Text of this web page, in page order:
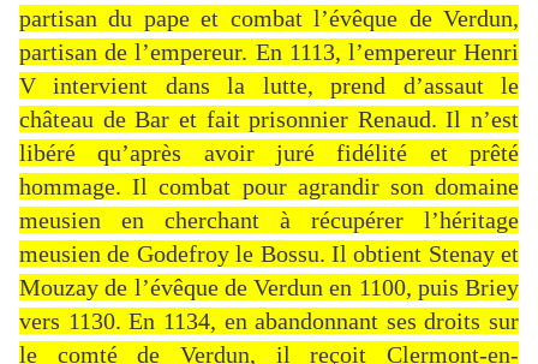
partisan du pape et combat l’évêque de Verdun,
partisan de l’empereur. En 1113, l’empereur Henri
V intervient dans la lutte, prend d’assaut le
château de Bar et fait prisonnier Renaud. Il n’est
libéré qu’après avoir juré fidélité et prêté
hommage. Il combat pour agrandir son domaine
meusien en cherchant à récupérer l’héritage
meusien de Godefroy le Bossu. Il obtient Stenay et
Mouzay de l’évêque de Verdun en 1100, puis Briey
vers 1130. En 1134, en abandonnant ses droits sur
le comté de Verdun, il reçoit Clermont-en-